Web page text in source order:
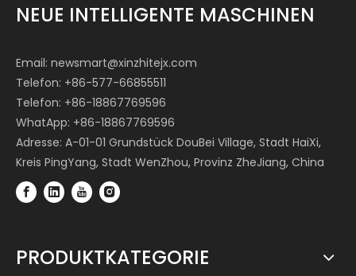
NEUE INTELLIGENTE MASCHINEN
Email: newsmart@xinzhitejx.com
Telefon: +86-577-66855511
Telefon: +86-18867769596
WhatApp: +86-18867769596
Adresse: A-01-01 Grundstück DouBei Village, Stadt HaiXi,
Kreis PingYang, Stadt WenZhou, Provinz ZheJiang, China
PRODUKTKATEGORIE